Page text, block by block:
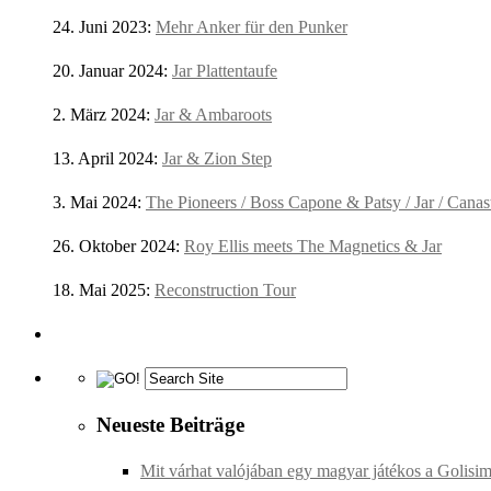
24. Juni 2023: Mehr Anker für den Punker
20. Januar 2024: Jar Plattentaufe
2. März 2024: Jar & Ambaroots
13. April 2024: Jar & Zion Step
3. Mai 2024: The Pioneers / Boss Capone & Patsy / Jar /
26. Oktober 2024: Roy Ellis meets The Magnetics & Jar
18. Mai 2025: Reconstruction Tour
Neueste Beiträge
Mit várhat valójában egy magyar játékos a